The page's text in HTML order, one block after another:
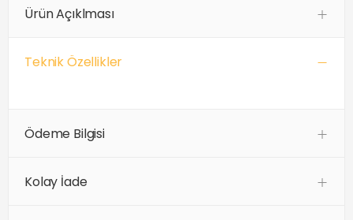
Ürün Açıklması
Teknik Özellikler
Ödeme Bilgisi
Kolay İade